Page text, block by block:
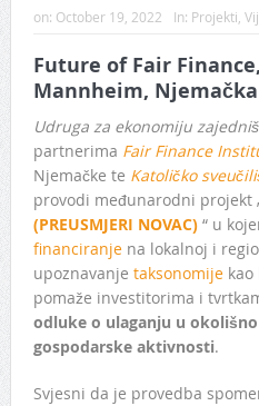
on: October 19, 2022 In: Projekti
Future of Fair
Mannheim, Njemačka
Udruga za ekonomiju
partnerima Fair Finance
Njemačke te Katoličko
provodi međunarodni projekt
(PREUSMJERI NOVAC) “ u
financiranjena lokalnoj i
upoznavanje taksonomijekao
pomaže investitorima i
odluke o ulaganju u
gospodarske aktivnosti.
Svjesni da je provedba